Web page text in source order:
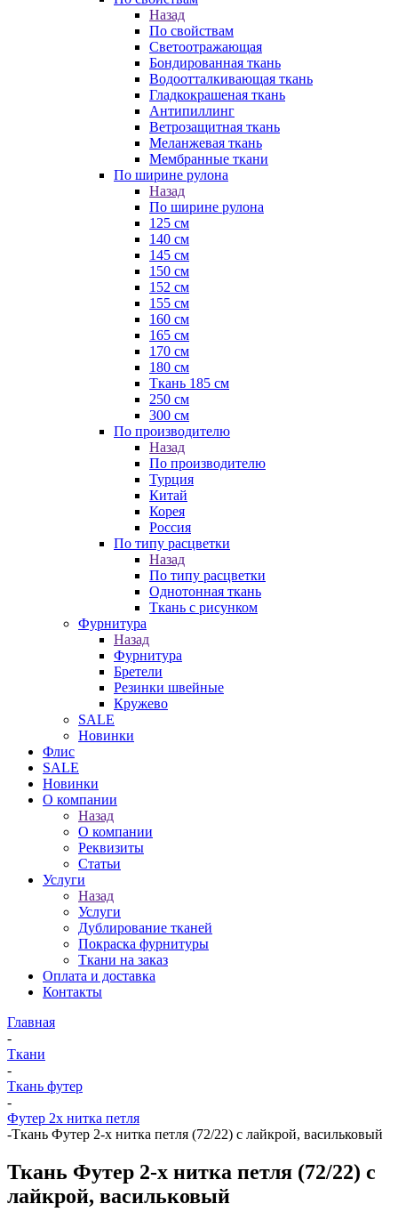
Назад
По свойствам
Светоотражающая
Бондированная ткань
Водоотталкивающая ткань
Гладкокрашеная ткань
Антипиллинг
Ветрозащитная ткань
Меланжевая ткань
Мембранные ткани
По ширине рулона
Назад
По ширине рулона
125 см
140 см
145 см
150 см
152 см
155 см
160 см
165 см
170 см
180 см
Ткань 185 см
250 см
300 см
По производителю
Назад
По производителю
Турция
Китай
Корея
Россия
По типу расцветки
Назад
По типу расцветки
Однотонная ткань
Ткань с рисунком
Фурнитура
Назад
Фурнитура
Бретели
Резинки швейные
Кружево
SALE
Новинки
Флис
SALE
Новинки
О компании
Назад
О компании
Реквизиты
Статьи
Услуги
Назад
Услуги
Дублирование тканей
Покраска фурнитуры
Ткани на заказ
Оплата и доставка
Контакты
Главная
-
Ткани
-
Ткань футер
-
Футер 2х нитка петля
-Ткань Футер 2-х нитка петля (72/22) с лайкрой, васильковый
Ткань Футер 2-х нитка петля (72/22) с
лайкрой, васильковый